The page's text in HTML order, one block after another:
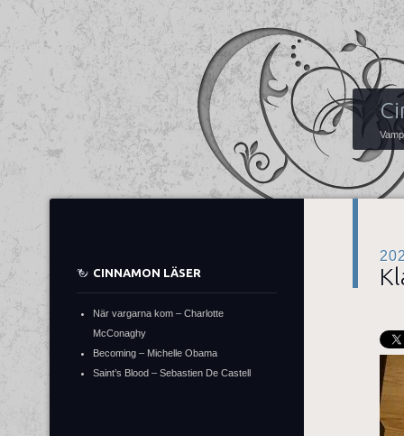
CINNAMON LÄSER
När vargarna kom – Charlotte
McConaghy
Becoming – Michelle Obama
Saint’s Blood – Sebastien De Castell